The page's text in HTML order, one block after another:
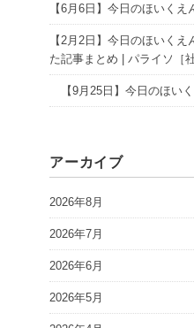
【6月6日】今日のほいくえ
【2月2日】今日のほいくえ
た記事まとめ | パライソ［
【9月25日】今日のほい
アーカイブ
2026年8月
2026年7月
2026年6月
2026年5月